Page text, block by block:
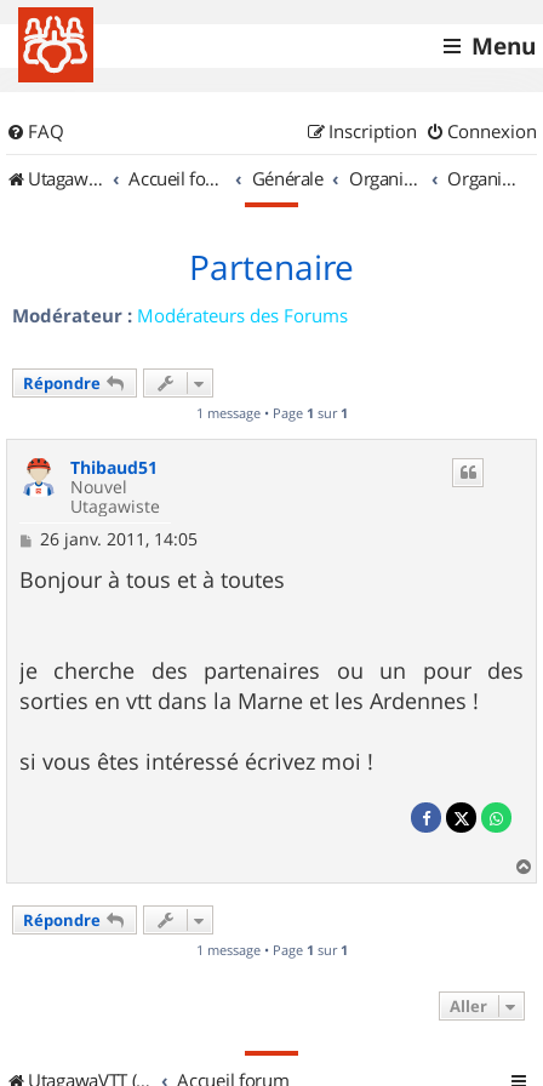
Menu
FAQ Connexion
Inscription
UtagawaVTT (Randos VTT et VTTAE avec traces GPS)
Accueil forum Générale Organisation de sorties & Recherche de partenaires Organisation de sorties en région Champagne Ardenne
Partenaire
Modérateur : Modérateurs des Forums
Répondre
1 message • Page 1 sur 1
Thibaud51
Nouvel
Utagawiste
M
s
s
26 janv. 2011, 14:05
Bonjour à tous et à toutes
je cherche des partenaires ou un pour des
sorties en vtt dans la Marne et les Ardennes !
si vous êtes intéressé écrivez moi !
a
Répondre
1 message • Page 1 sur 1
Aller
UtagawaVTT (Randos VTT et VTTAE avec traces GPS) Accueil forum